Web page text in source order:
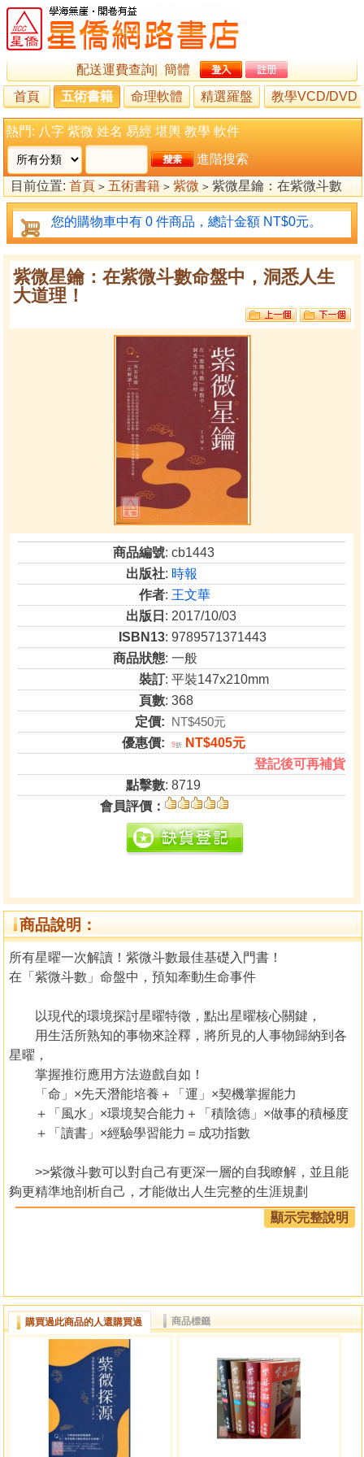
配送運費查詢
簡體
首頁
五術書籍 命理軟體 精選羅盤 教學VCD/DVD
熱門: 八字 紫微 姓名 易經 堪輿 教學 軟件
進階搜索
目前位置: 首頁 > 五術書籍 > 紫微 > 紫微星鑰：在紫微斗數
命盤中，洞悉人生大道理！
您的購物車中有 0 件商品，總計金額 NT$0元。
紫微星鑰：在紫微斗數命盤中，洞悉人生
大道理！
商品編號: cb1443
出版社: 時報
作者: 王文華
出版日 : 2017/10/03
ISBN13: 9789571371443
商品狀態: 一般
裝訂: 平裝147x210mm
頁數: 368
定價: NT$450元
優惠價:
9折
NT$405元
登記後可再補貨
點擊數: 8719
會員評價：
商品說明：
所有星曜一次解讀！紫微斗數最佳基礎入門書！
在「紫微斗數」命盤中，預知牽動生命事件
以現代的環境探討星曜特徵，點出星曜核心關鍵，
用生活所熟知的事物來詮釋，將所見的人事物歸納到各
星曜，
掌握推衍應用方法遊戲自如！
「命」×先天潛能培養＋「運」×契機掌握能力
＋「風水」×環境契合能力＋「積陰德」×做事的積極度
＋「讀書」×經驗學習能力＝成功指數
>>紫微斗數可以對自己有更深一層的自我瞭解，並且能
夠更精準地剖析自己，才能做出人生完整的生涯規劃
人生在世，不如意十之八九，如何在不如意之中，使用
>>紫微斗數可以趨吉避凶，根據時間預測未來事
中國的五術系統，就是專門分析各星球在不同位置對人
所產生的不同磁場變化情形，這種變化的情形可稱為
「吉」、「凶」的學問，而這一套學問是結合天文、人文、
地文，運用在「人」的身上，能夠根據時間預測未來的事。
>>紫微斗數可以增加個人智慧，謀而後動出奇制勝
「紫微斗數」可以讓你先知己再知彼，謀而後動，善用資
顯示完整說明
購買過此商品的人還購買過 商品標籤